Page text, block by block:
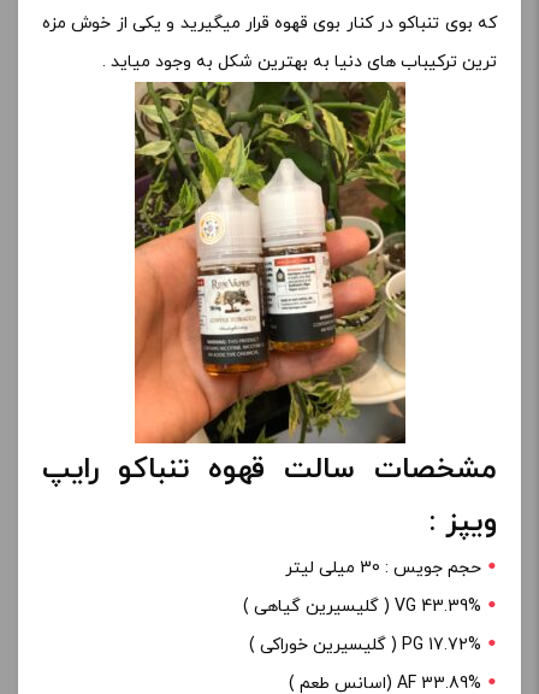
که بوی تنباکو در کنار بوی قهوه قرار میگیرید و یکی از خوش مزه
ترین ترکیباب های دنیا به بهترین شکل به وجود میاید .
مشخصات سالت قهوه تنباکو رایپ
ویپز :
حجم جویس : 30 میلی لیتر
43.39% VG ( گلیسیرین گیاهی )
PG 17.72% ( گلیسیرین خوراکی )
33.89% AF (اسانس طعم )